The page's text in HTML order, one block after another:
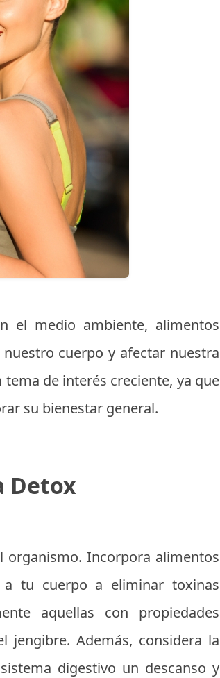
el medio ambiente, alimentos
cuerpo y afectar nuestra
de interés creciente, ya que
su bienestar general.
Detox
organismo. Incorpora alimentos
a tu cuerpo a eliminar toxinas
aquellas con propiedades
jengibre. Además, considera la
digestivo un descanso y